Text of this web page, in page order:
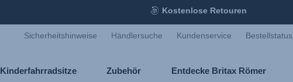
Kostenlose Retouren
Sicherheitshinweise Händlersuche Kundenservice Bestellstatus
Kinderfahrradsitze Zubehör Entdecke Britax Römer